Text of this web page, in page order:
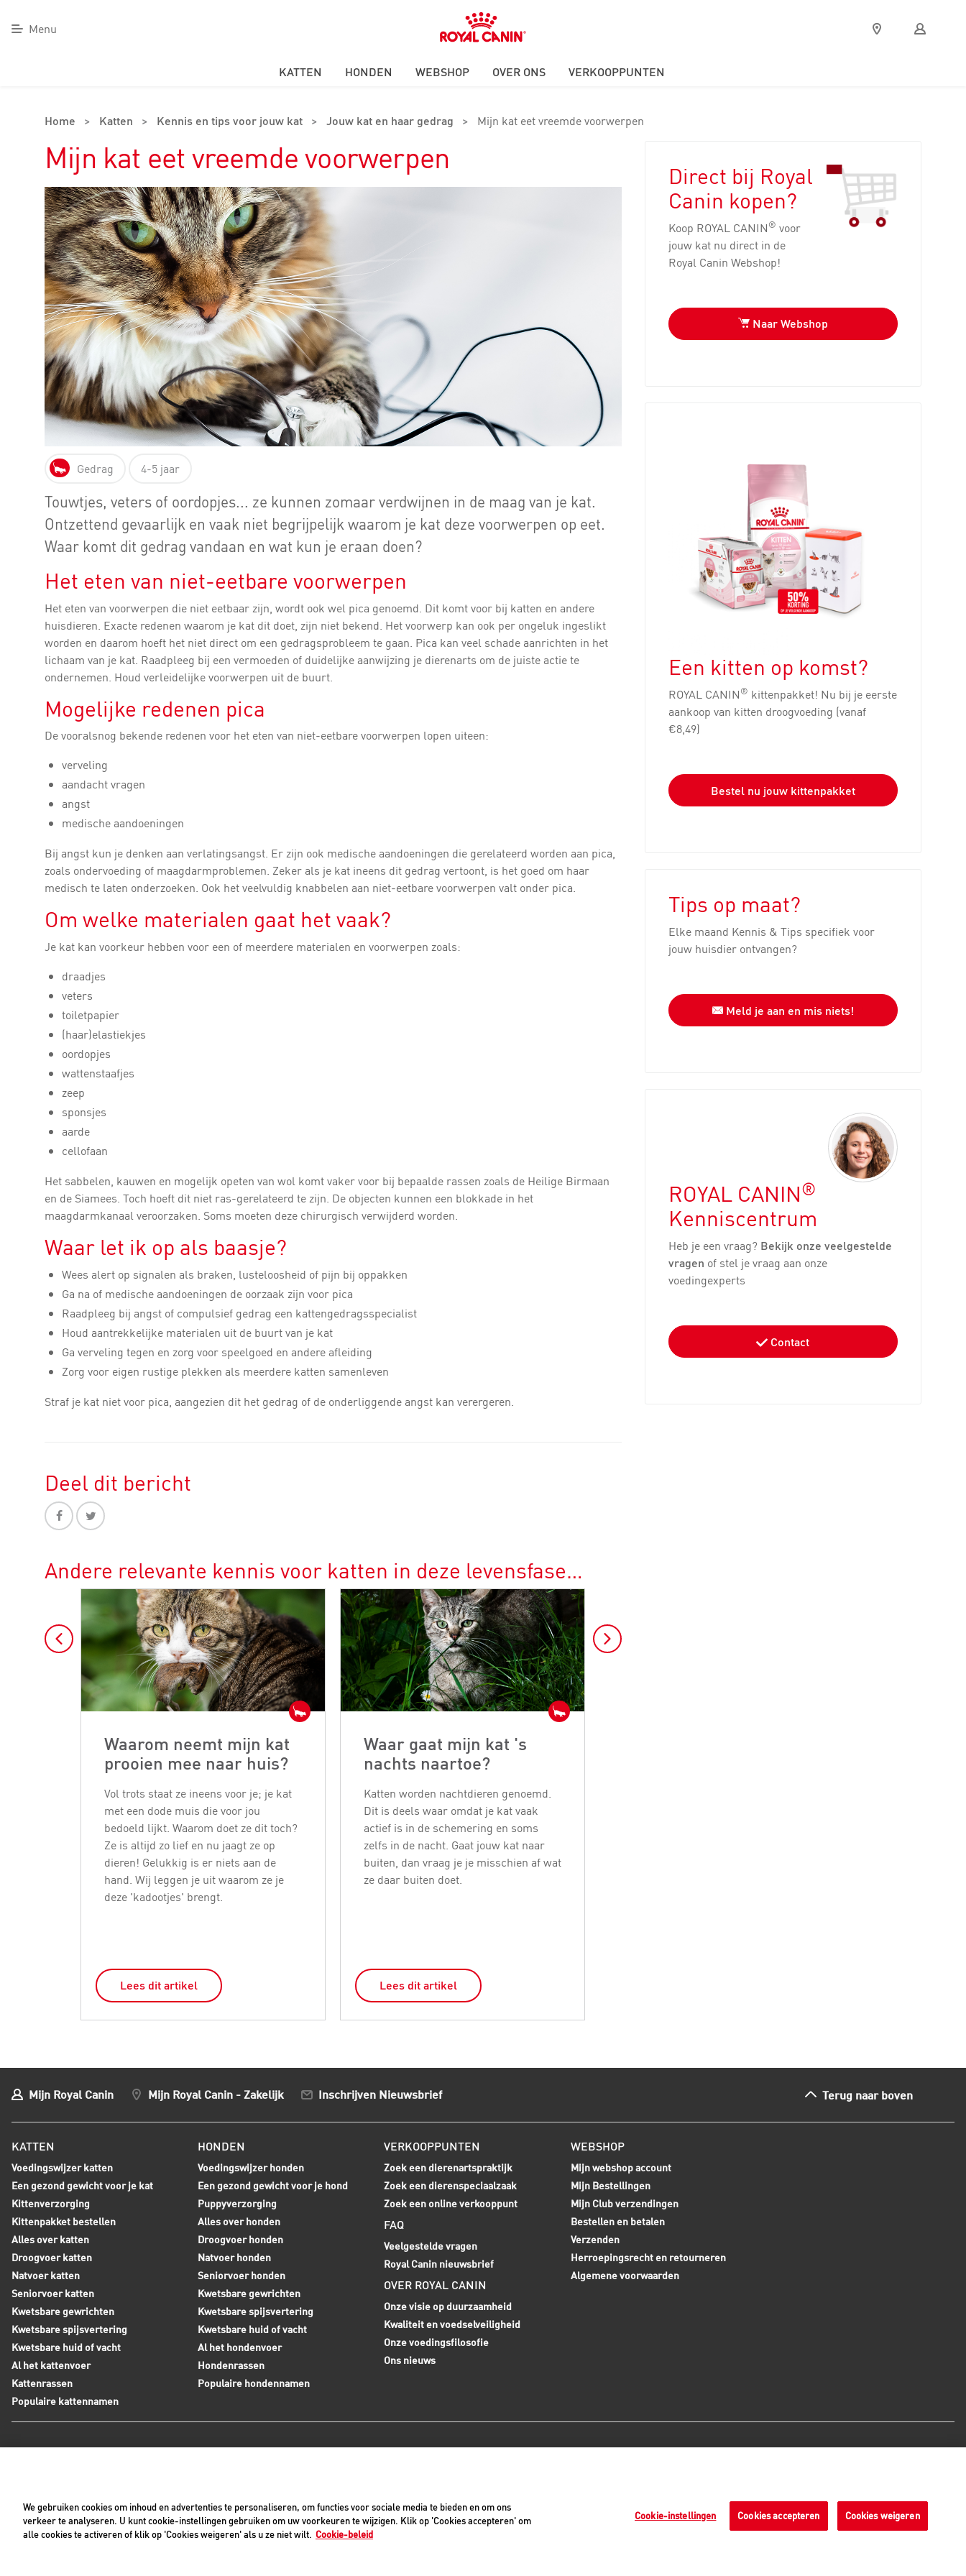
Menu
Royal
Canin
Verkooppunten
Mijn
Royal
KATTEN
HONDEN WEBSHOP OVER ONS VERKOOPPUNTEN
Home > Katten > Kennis en tips voor jouw kat > Jouw kat en haar gedrag > Mijn kat eet vreemde voorwerpen
Mijn kat eet vreemde voorwerpen
Gedrag 4-5 jaar
Touwtjes, veters of oordopjes... ze kunnen zomaar verdwijnen in de maag van je kat.
Ontzettend gevaarlijk en vaak niet begrijpelijk waarom je kat deze voorwerpen op eet.
Waar komt dit gedrag vandaan en wat kun je eraan doen?
Het eten van niet-eetbare voorwerpen
Het eten van voorwerpen die niet eetbaar zijn, wordt ook wel pica genoemd. Dit komt voor bij katten en andere
huisdieren. Exacte redenen waarom je kat dit doet, zijn niet bekend. Het voorwerp kan ook per ongeluk ingeslikt
worden en daarom hoeft het niet direct om een gedragsprobleem te gaan. Pica kan veel schade aanrichten in het
lichaam van je kat. Raadpleeg bij een vermoeden of duidelijke aanwijzing je dierenarts om de juiste actie te
ondernemen. Houd verleidelijke voorwerpen uit de buurt.
Mogelijke redenen pica
De vooralsnog bekende redenen voor het eten van niet-eetbare voorwerpen lopen uiteen:
verveling
aandacht vragen
angst
medische aandoeningen
Bij angst kun je denken aan verlatingsangst. Er zijn ook medische aandoeningen die gerelateerd worden aan pica,
zoals ondervoeding of maagdarmproblemen. Zeker als je kat ineens dit gedrag vertoont, is het goed om haar
medisch te laten onderzoeken. Ook het veelvuldig knabbelen aan niet-eetbare voorwerpen valt onder pica.
Om welke materialen gaat het vaak?
Je kat kan voorkeur hebben voor een of meerdere materialen en voorwerpen zoals:
draadjes
veters
toiletpapier
(haar)elastiekjes
oordopjes
wattenstaafjes
zeep
sponsjes
aarde
cellofaan
Het sabbelen, kauwen en mogelijk opeten van wol komt vaker voor bij bepaalde rassen zoals de Heilige Birmaan
en de Siamees. Toch hoeft dit niet ras-gerelateerd te zijn. De objecten kunnen een blokkade in het
maagdarmkanaal veroorzaken. Soms moeten deze chirurgisch verwijderd worden.
Waar let ik op als baasje?
Wees alert op signalen als braken, lusteloosheid of pijn bij oppakken
Ga na of medische aandoeningen de oorzaak zijn voor pica
Raadpleeg bij angst of compulsief gedrag een kattengedragsspecialist
Houd aantrekkelijke materialen uit de buurt van je kat
Ga verveling tegen en zorg voor speelgoed en andere afleiding
Zorg voor eigen rustige plekken als meerdere katten samenleven
Straf je kat niet voor pica, aangezien dit het gedrag of de onderliggende angst kan verergeren.
Deel dit bericht
Andere relevante kennis voor katten in deze levensfase…
Waarom neemt mijn kat
prooien mee naar huis?
Vol trots staat ze ineens voor je; je kat
met een dode muis die voor jou
bedoeld lijkt. Waarom doet ze dit toch?
Ze is altijd zo lief en nu jaagt ze op
dieren! Gelukkig is er niets aan de
hand. Wij leggen je uit waarom ze je
deze 'kadootjes' brengt.
Lees dit artikel
Waar gaat mijn kat 's
nachts naartoe?
Katten worden nachtdieren genoemd.
Dit is deels waar omdat je kat vaak
actief is in de schemering en soms
zelfs in de nacht. Gaat jouw kat naar
buiten, dan vraag je je misschien af wat
ze daar buiten doet.
Lees dit artikel
Direct bij Royal
Canin kopen?
Koop ROYAL CANIN® voor
jouw kat nu direct in de
Royal Canin Webshop!
Naar Webshop
Een kitten op komst?
ROYAL CANIN® kittenpakket! Nu bij je eerste
aankoop van kitten droogvoeding (vanaf
€8,49)
Bestel nu jouw kittenpakket
Tips op maat?
Elke maand Kennis & Tips specifiek voor
jouw huisdier ontvangen?
Meld je aan en mis niets!
ROYAL CANIN®
Kenniscentrum
Heb je een vraag? Bekijk onze veelgestelde
vragen of stel je vraag aan onze
voedingexperts
Contact
Mijn Royal Canin Mijn Royal Canin - Zakelijk Inschrijven Nieuwsbrief Terug naar boven
KATTEN
Voedingswijzer katten
Een gezond gewicht voor je kat
Kittenverzorging
Kittenpakket bestellen
Alles over katten
Droogvoer katten
Natvoer katten
Seniorvoer katten
Kwetsbare gewrichten
Kwetsbare spijsvertering
Kwetsbare huid of vacht
Al het kattenvoer
Kattenrassen
Populaire kattennamen
HONDEN
Voedingswijzer honden
Een gezond gewicht voor je hond
Puppyverzorging
Alles over honden
Droogvoer honden
Natvoer honden
Seniorvoer honden
Kwetsbare gewrichten
Kwetsbare spijsvertering
Kwetsbare huid of vacht
Al het hondenvoer
Hondenrassen
Populaire hondennamen
VERKOOPPUNTEN
Zoek een dierenartspraktijk
Zoek een dierenspeciaalzaak
Zoek een online verkooppunt
FAQ
Veelgestelde vragen
Royal Canin nieuwsbrief
OVER ROYAL CANIN
Onze visie op duurzaamheid
Kwaliteit en voedselveiligheid
Onze voedingsfilosofie
Ons nieuws
WEBSHOP
Mijn webshop account
Mijn Bestellingen
Mijn Club verzendingen
Bestellen en betalen
Verzenden
Herroepingsrecht en retourneren
Algemene voorwaarden
+31(0)413-318418 Contact met ons opnemen
We gebruiken cookies om inhoud en advertenties te personaliseren, om functies voor sociale media te bieden en om ons
verkeer te analyseren. U kunt cookie-instellingen gebruiken om uw voorkeuren te wijzigen. Klik op 'Cookies accepteren' om
alle cookies te activeren of klik op 'Cookies weigeren' als u ze niet wilt. Cookie-beleid
Cookie-instellingen Cookies weigeren
Cookies accepteren